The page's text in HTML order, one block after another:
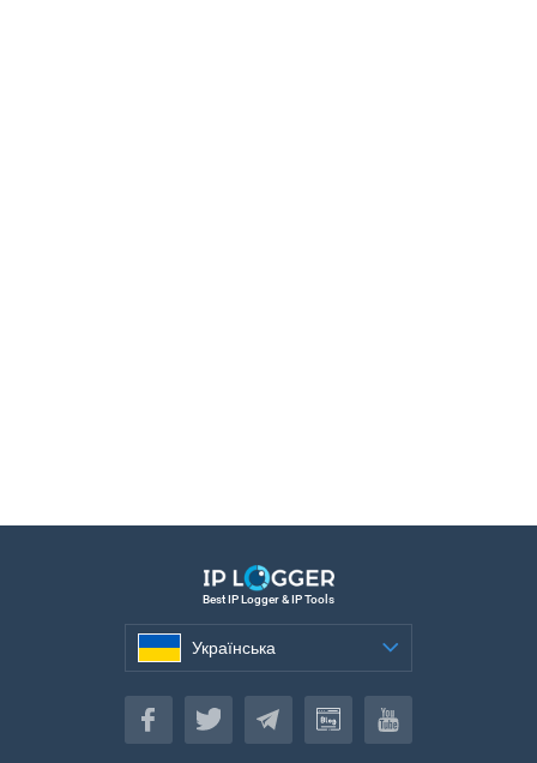
Best IP Logger & IP Tools
Українська
Українська